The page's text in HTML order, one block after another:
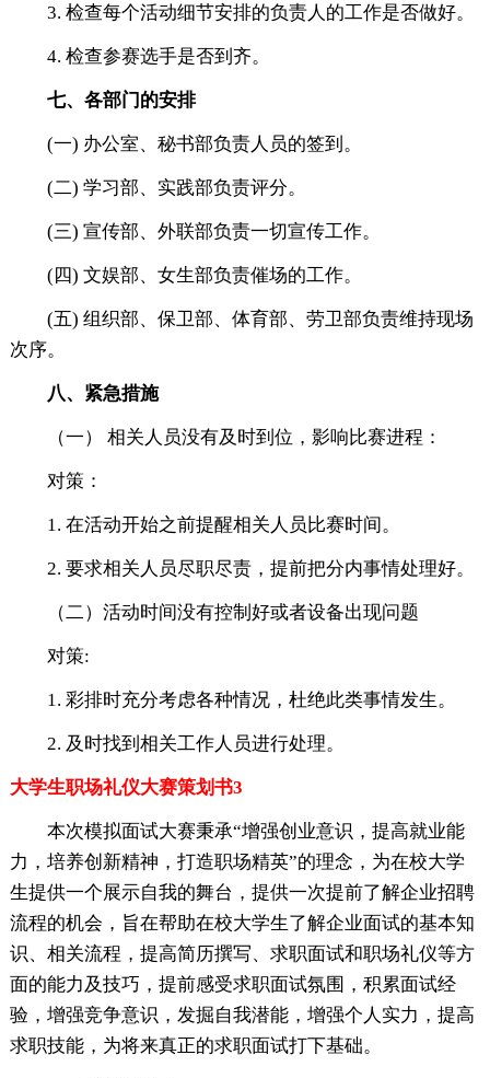
3. 检查每个活动细节安排的负责人的工作是否做好。
4. 检查参赛选手是否到齐。
七、 各部门的安排
(一) 办公室、秘书部负责人员的签到。
(二) 学习部、实践部负责评分。
(三) 宣传部、外联部负责一切宣传工作。
(四) 文娱部、女生部负责催场的工作。
(五) 组织部、保卫部、体育部、劳卫部负责维持现场
次序。
八、紧急措施
（一） 相关人员没有及时到位，影响比赛进程：
对策：
1. 在活动开始之前提醒相关人员比赛时间。
2. 要求相关人员尽职尽责，提前把分内事情处理好。
（二）活动时间没有控制好或者设备出现问题
对策:
1. 彩排时充分考虑各种情况，杜绝此类事情发生。
2. 及时找到相关工作人员进行处理。
大学生职场礼仪大赛策划书3
本次模拟面试大赛秉承“增强创业意识，提高就业能
力，培养创新精神，打造职场精英”的理念，为在校大学
生提供一个展示自我的舞台，提供一次提前了解企业招聘
流程的机会，旨在帮助在校大学生了解企业面试的基本知
识、相关流程，提高简历撰写、求职面试和职场礼仪等方
面的能力及技巧，提前感受求职面试氛围，积累面试经
验，增强竞争意识，发掘自我潜能，增强个人实力，提高
求职技能，为将来真正的求职面试打下基础。